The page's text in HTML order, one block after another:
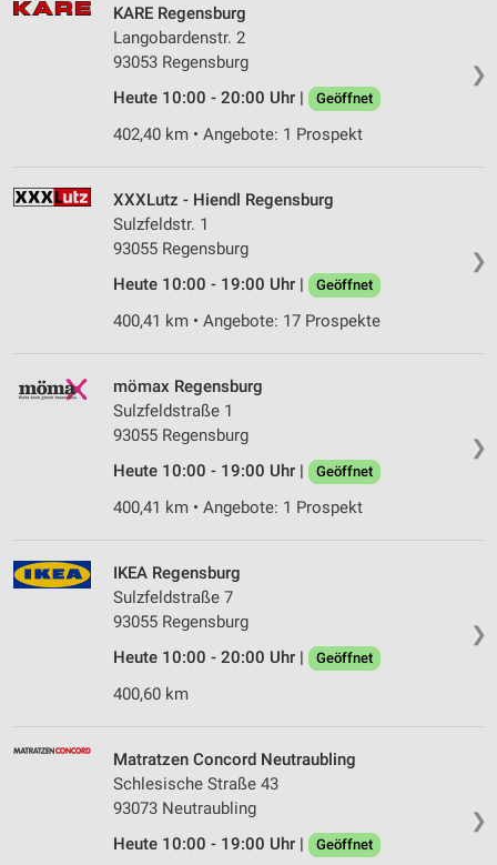
❯
KARE Regensburg
Langobardenstr. 2
93053 Regensburg
Heute 10:00 - 20:00 Uhr |
Geöffnet
402,40 km • Angebote: 1 Prospekt
❯
XXXLutz - Hiendl Regensburg
Sulzfeldstr. 1
93055 Regensburg
Heute 10:00 - 19:00 Uhr |
Geöffnet
400,41 km • Angebote: 17 Prospekte
❯
mömax Regensburg
Sulzfeldstraße 1
93055 Regensburg
Heute 10:00 - 19:00 Uhr |
Geöffnet
400,41 km • Angebote: 1 Prospekt
❯
IKEA Regensburg
Sulzfeldstraße 7
93055 Regensburg
Heute 10:00 - 20:00 Uhr |
Geöffnet
400,60 km
❯
Matratzen Concord Neutraubling
Schlesische Straße 43
93073 Neutraubling
Heute 10:00 - 19:00 Uhr |
Geöffnet